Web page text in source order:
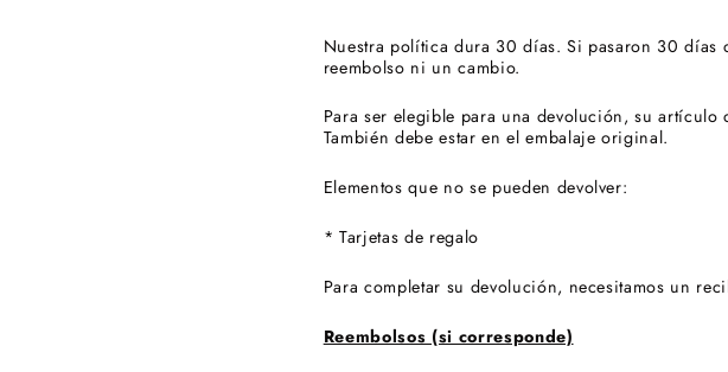
Nuestra política dura 30 días. Si pasaron 30 días
reembolso ni un cambio.
Para ser elegible para una devolución, su
También debe estar en el embalaje original.
Elementos que no se pueden devolver:
* Tarjetas de regalo
Para completar su devolución, necesitamos un
Reembolsos (si corresponde)